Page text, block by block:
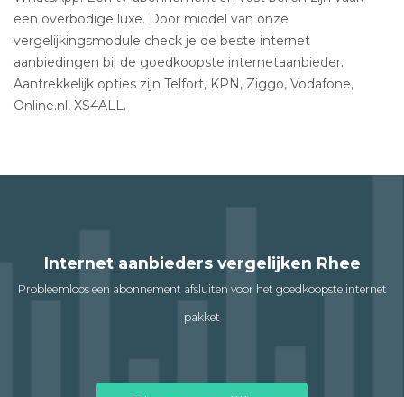
een overbodige luxe. Door middel van onze
vergelijkingsmodule check je de beste internet
aanbiedingen bij de goedkoopste internetaanbieder.
Aantrekkelijk opties zijn Telfort, KPN, Ziggo, Vodafone,
Online.nl, XS4ALL.
Internet aanbieders vergelijken Rhee
Probleemloos een abonnement afsluiten voor het goedkoopste internet
pakket